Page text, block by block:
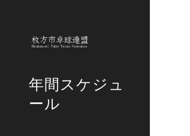
年間スケジュ
ール